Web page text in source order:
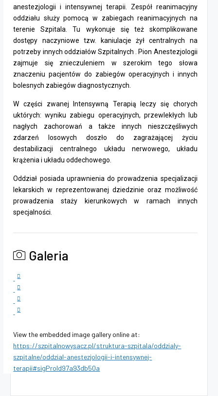
anestezjologii i intensywnej terapii. Zespół reanimacyjny
oddziału służy pomocą w zabiegach reanimacyjnych na
terenie Szpitala. Tu wykonuje się też skomplikowane
dostępy naczyniowe tzw. kaniulacje żył centralnych na
potrzeby innych oddziałów Szpitalnych . Pion Anestezjologii
zajmuje się znieczuleniem w szerokim tego słowa
znaczeniu pacjentów do zabiegów operacyjnych i innych
bolesnych zabiegów diagnostycznych.
W części zwanej Intensywną Terapią leczy się chorych
uktórych: wyniku zabiegu operacyjnych, przewlekłych lub
nagłych zachorowań a także innych nieszczęśliwych
zdarzeń losowych doszło do zagrażającej życiu
destabilizacji centralnego układu nerwowego, układu
krążenia i układu oddechowego.
Oddział posiada uprawnienia do prowadzenia specjalizacji
lekarskich w reprezentowanej dziedzinie oraz możliwość
prowadzenia staży kierunkowych w ramach innych
specjalności.
Galeria
View the embedded image gallery online at:
https://szpitalnowysacz.pl/struktura-szpitala/oddzialy-
szpitalne/oddzial-anestezjologii-i-intensywnej-
terapii#sigProId97a93db50a